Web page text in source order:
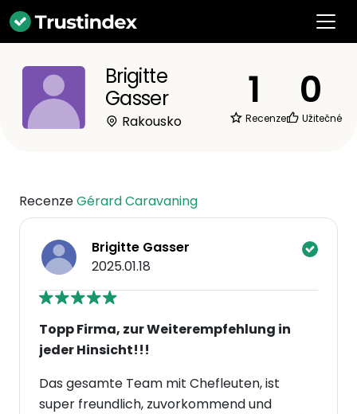
Brigitte
Gasser
Rakousko
1
Recenze
0
Užitečné
RecenzeGérard Caravaning
Brigitte Gasser
2025.01.18
Topp Firma, zur Weiterempfehlung in
jeder Hinsicht!!!
Das gesamte Team mit Chefleuten, ist
super freundlich, zuvorkommend und